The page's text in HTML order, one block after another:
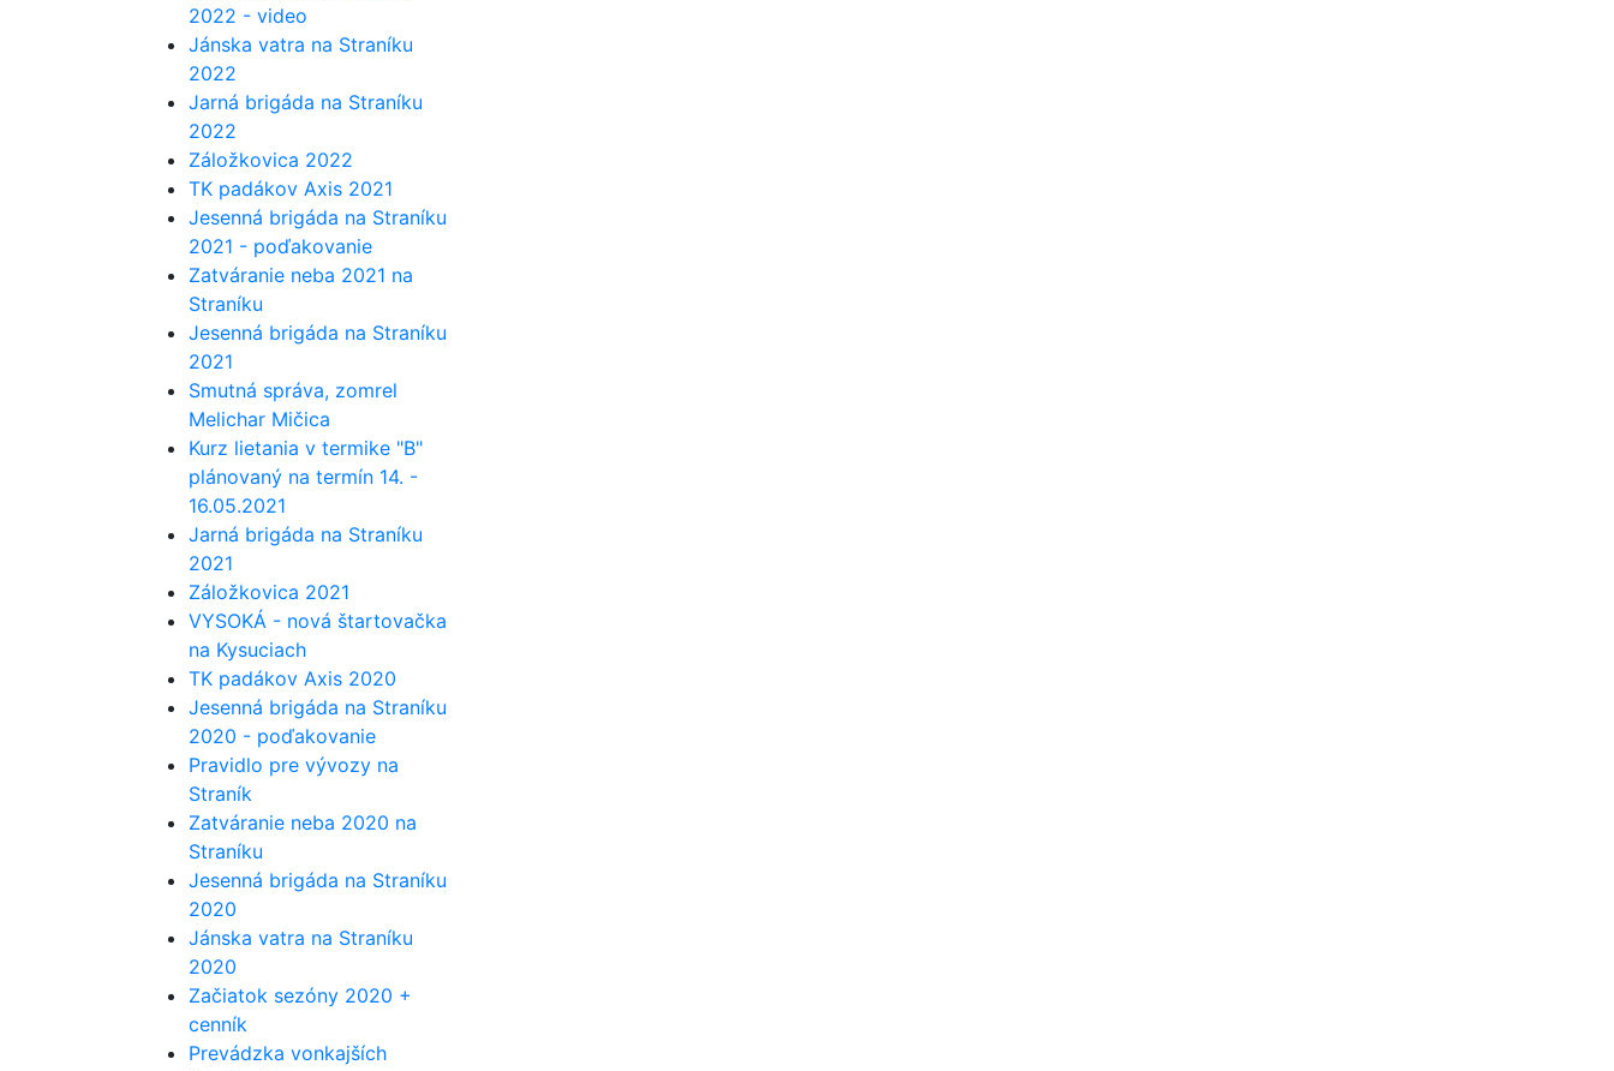
2022 - video
Jánska vatra na Straníku
2022
Jarná brigáda na Straníku
2022
Záložkovica 2022
TK padákov Axis 2021
Jesenná brigáda na Straníku
2021 - poďakovanie
Zatváranie neba 2021 na
Straníku
Jesenná brigáda na Straníku
2021
Smutná správa, zomrel
Melichar Mičica
Kurz lietania v termike "B"
plánovaný na termín 14. -
16.05.2021
Jarná brigáda na Straníku
2021
Záložkovica 2021
VYSOKÁ - nová štartovačka
na Kysuciach
TK padákov Axis 2020
Jesenná brigáda na Straníku
2020 - poďakovanie
Pravidlo pre vývozy na
Straník
Zatváranie neba 2020 na
Straníku
Jesenná brigáda na Straníku
2020
Jánska vatra na Straníku
2020
Začiatok sezóny 2020 +
cenník
Prevádzka vonkajších